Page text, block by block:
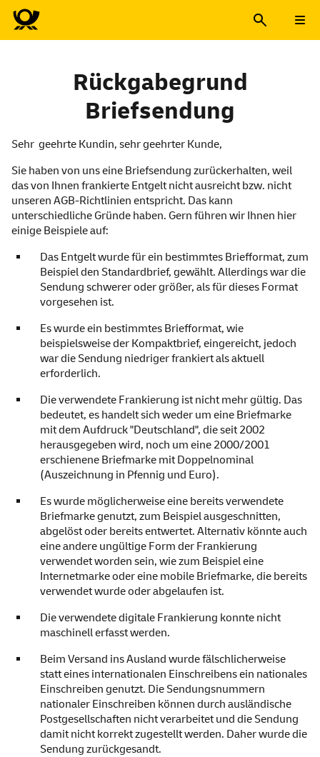
Rückgabegrund
Briefsendung
Sehr geehrte Kundin, sehr geehrter Kunde,
Sie haben von uns eine Briefsendung zurückerhalten, weil
das von Ihnen frankierte Entgelt nicht ausreicht bzw. nicht
unseren AGB-Richtlinien entspricht. Das kann
unterschiedliche Gründe haben. Gern führen wir Ihnen hier
einige Beispiele auf:
Das Entgelt wurde für ein bestimmtes Briefformat, zum
Beispiel den Standardbrief, gewählt. Allerdings war die
Sendung schwerer oder größer, als für dieses Format
vorgesehen ist.
Es wurde ein bestimmtes Briefformat, wie
beispielsweise der Kompaktbrief, eingereicht, jedoch
war die Sendung niedriger frankiert als aktuell
erforderlich.
Die verwendete Frankierung ist nicht mehr gültig. Das
bedeutet, es handelt sich weder um eine Briefmarke
mit dem Aufdruck "Deutschland", die seit 2002
herausgegeben wird, noch um eine 2000/2001
erschienene Briefmarke mit Doppelnominal
(Auszeichnung in Pfennig und Euro).
Es wurde möglicherweise eine bereits verwendete
Briefmarke genutzt, zum Beispiel ausgeschnitten,
abgelöst oder bereits entwertet. Alternativ könnte auch
eine andere ungültige Form der Frankierung
verwendet worden sein, wie zum Beispiel eine
Internetmarke oder eine mobile Briefmarke, die bereits
verwendet wurde oder abgelaufen ist.
Die verwendete digitale Frankierung konnte nicht
maschinell erfasst werden.
Beim Versand ins Ausland wurde fälschlicherweise
statt eines internationalen Einschreibens ein nationales
Einschreiben genutzt. Die Sendungsnummern
nationaler Einschreiben können durch ausländische
Postgesellschaften nicht verarbeitet und die Sendung
damit nicht korrekt zugestellt werden. Daher wurde die
Sendung zurückgesandt.